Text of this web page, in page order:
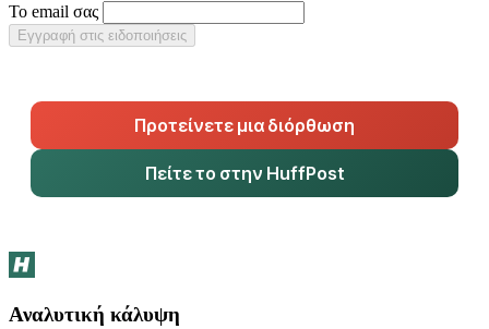
Το email σας
Εγγραφή στις ειδοποιήσεις
Προτείνετε μια διόρθωση
Πείτε το στην HuffPost
Αναλυτική κάλυψη